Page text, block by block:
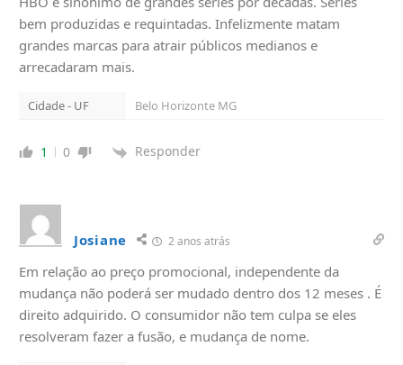
bem produzidas e requintadas. Infelizmente matam
grandes marcas para atrair públicos medianos e
arrecadaram mais.
Cidade - UF Belo Horizonte MG
1 0 Responder
Josiane 2 anos atrás
Em relação ao preço promocional, independente da
mudança não poderá ser mudado dentro dos 12 meses . É
direito adquirido. O consumidor não tem culpa se eles
resolveram fazer a fusão, e mudança de nome.